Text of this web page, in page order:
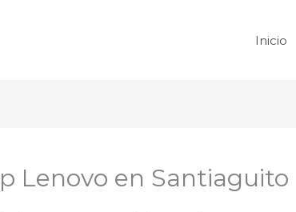
Inicio
Lenovo en Santiaguito